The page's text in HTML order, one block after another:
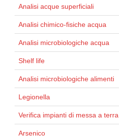
Analisi acque superficiali
Analisi chimico-fisiche acqua
Analisi microbiologiche acqua
Shelf life
Analisi microbiologiche alimenti
Legionella
Verifica impianti di messa a terra
Arsenico